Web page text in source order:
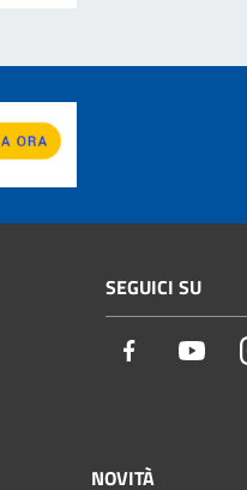
SEGUICI SU
Facebook
NOVITÀ